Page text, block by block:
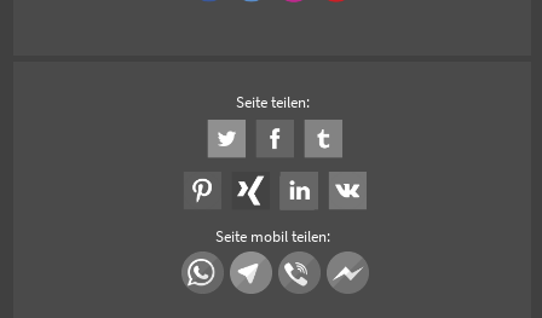
Seite teilen:
Seite mobil teilen: